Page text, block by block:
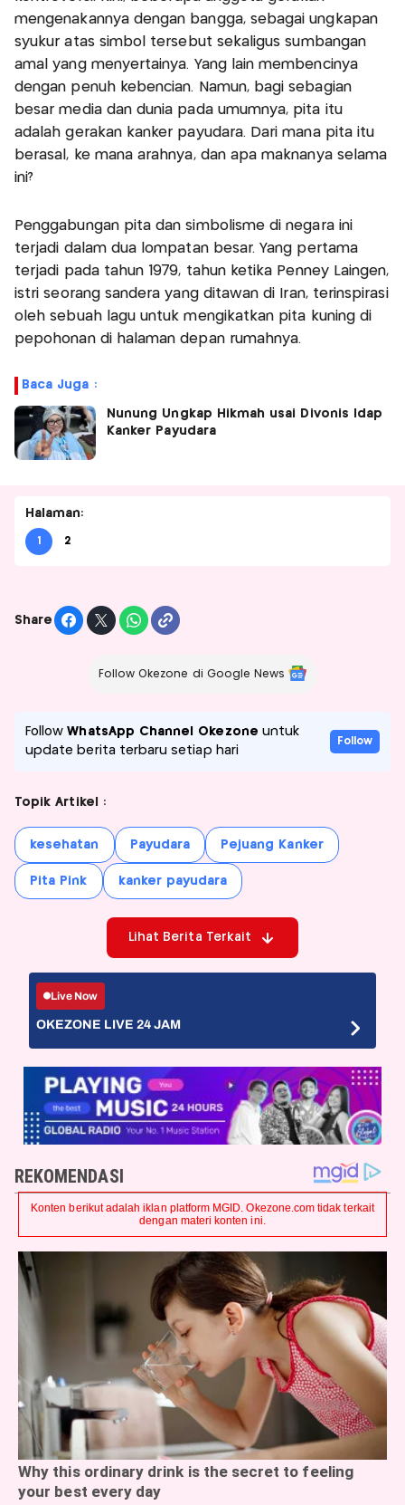
mengenakannya dengan bangga, sebagai ungkapan
syukur atas simbol tersebut sekaligus sumbangan
amal yang menyertainya. Yang lain membencinya
dengan penuh kebencian. Namun, bagi sebagian
besar media dan dunia pada umumnya, pita itu
adalah gerakan kanker payudara. Dari mana pita itu
berasal, ke mana arahnya, dan apa maknanya selama
ini?
Penggabungan pita dan simbolisme di negara ini
terjadi dalam dua lompatan besar. Yang pertama
terjadi pada tahun 1979, tahun ketika Penney Laingen,
istri seorang sandera yang ditawan di Iran, terinspirasi
oleh sebuah lagu untuk mengikatkan pita kuning di
pepohonan di halaman depan rumahnya.
Baca Juga :
Nunung Ungkap Hikmah usai Divonis Idap
Kanker Payudara
Halaman:
1 2
Share
Follow Okezone di Google News
FollowWhatsApp Channel Okezone untuk
update berita terbaru setiap hari
Follow
Topik Artikel :
kesehatan Payudara Pejuang Kanker
Pita Pink kanker payudara
Lihat Berita Terkait
Live Now
OKEZONE LIVE 24 JAM